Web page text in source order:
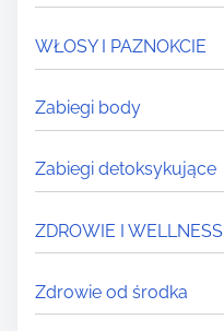
WŁOSY I PAZNOKCIE
Zabiegi body
Zabiegi detoksykujące
ZDROWIE I WELLNESS
Zdrowie od środka